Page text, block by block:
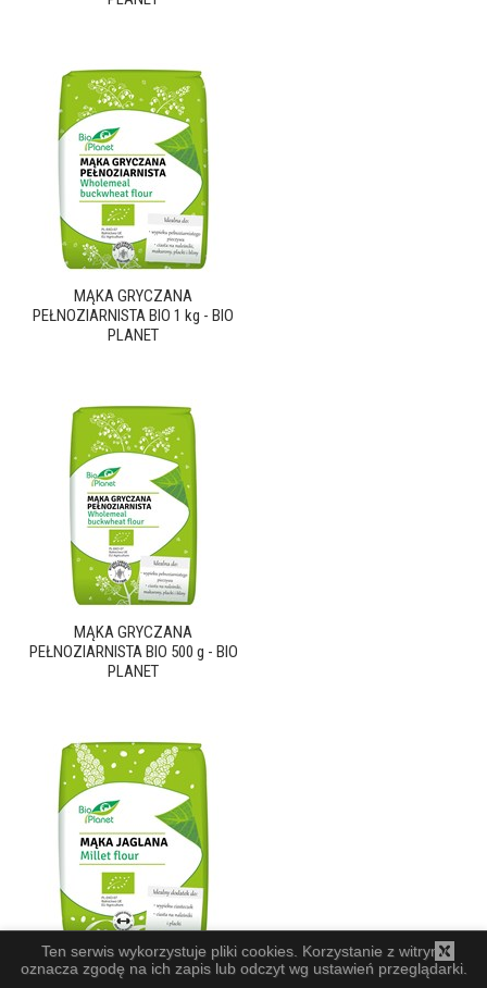
MĄKA GRYCZANA
PEŁNOZIARNISTA BIO 1 kg - BIO
PLANET
MĄKA GRYCZANA
PEŁNOZIARNISTA BIO 500 g - BIO
PLANET
MĄKA JAGLANA BIO 1 kg - BIO
Ten serwis wykorzystuje pliki cookies. Korzystanie z witryny
oznacza zgodę na ich zapis lub odczyt wg ustawień przeglądarki.